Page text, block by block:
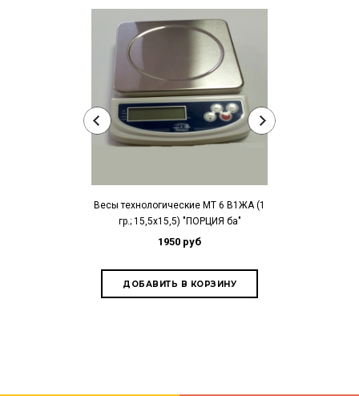
Весы технологические МТ 6 В1ЖА (1
гр.; 15,5х15,5) "ПОРЦИЯ ба"
1950 руб